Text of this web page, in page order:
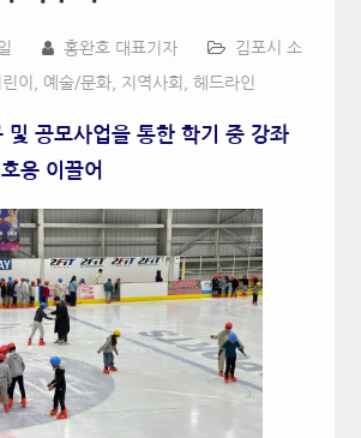
홍완호 대표기자 김포시 소
이 예술/문화, 지역사회 헤드라인
및 공모사업을 통한 학기 중 강좌
응 이끌어